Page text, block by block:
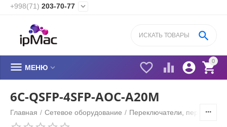
+998(71) 203-70-77 
0


 

 МЕНЮ 
6C-QSFP-4SFP-AOC-A20M
Главная / Сетевое оборудование / Переключатели,